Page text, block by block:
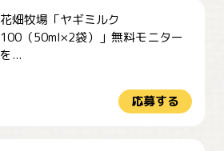
花畑牧場「ヤギミルク
100（50ml×2袋）」無料モニター
を...
応募する